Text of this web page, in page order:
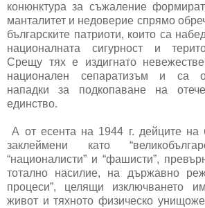
конюнктура за съжаление
манталитет и недоверие спрямо
българските патриоти, които са
националната сигурност и
Срещу тях е издигнато
национален сепаратизъм и са
нападки за подкопаване на
единство.
А от есента на 1944 г. дейците
заклеймени като
“националисти” и “фашисти”,
тотално насилие, на държавно
процеси”, целящи изключването
живот и тяхното физическо